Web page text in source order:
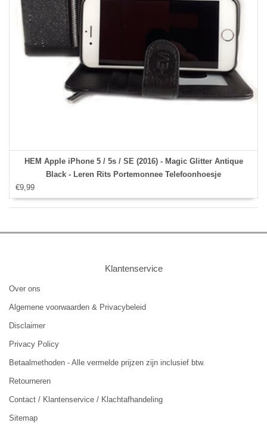
HEM Apple iPhone 5 / 5s / SE (2016) - Magic Glitter Antique
Black - Leren Rits Portemonnee Telefoonhoesje
€9,99
Klantenservice
Over ons
Algemene voorwaarden & Privacybeleid
Disclaimer
Privacy Policy
Betaalmethoden - Alle vermelde prijzen zijn inclusief btw.
Retourneren
Contact / Klantenservice / Klachtafhandeling
Sitemap